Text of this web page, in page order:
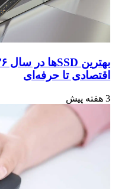
اقتصادی تا حرفه‌ای
3 هفته پیش